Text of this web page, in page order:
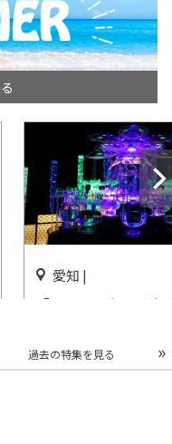
愛知 |
「アートアクアリウ
開催中
過去の特集を見る